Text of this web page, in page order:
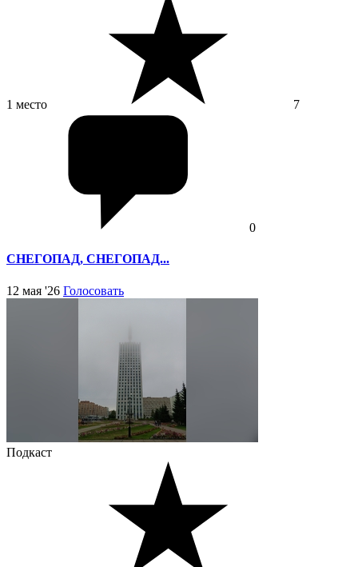
1 место 7
0
СНЕГОПАД, СНЕГОПАД...
12 мая '26 Голосовать
Подкаст